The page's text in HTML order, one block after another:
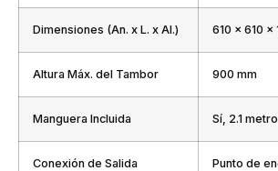
Dimensiones (An. x L. x Al.) 610 x 610 x
Altura Máx. del Tambor 900 mm
Manguera Incluida Sí, 2.1
Conexión de Salida Punto de